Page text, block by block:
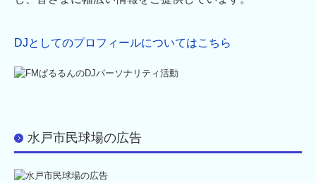
DJとしてのプロフィールについてはこちら
水戸市民球場の広告